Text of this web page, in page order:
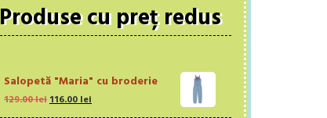
Produse cu preț redus
Salopetă "Maria" cu broderie
129.00leiPrețul
116.00leiPrețul